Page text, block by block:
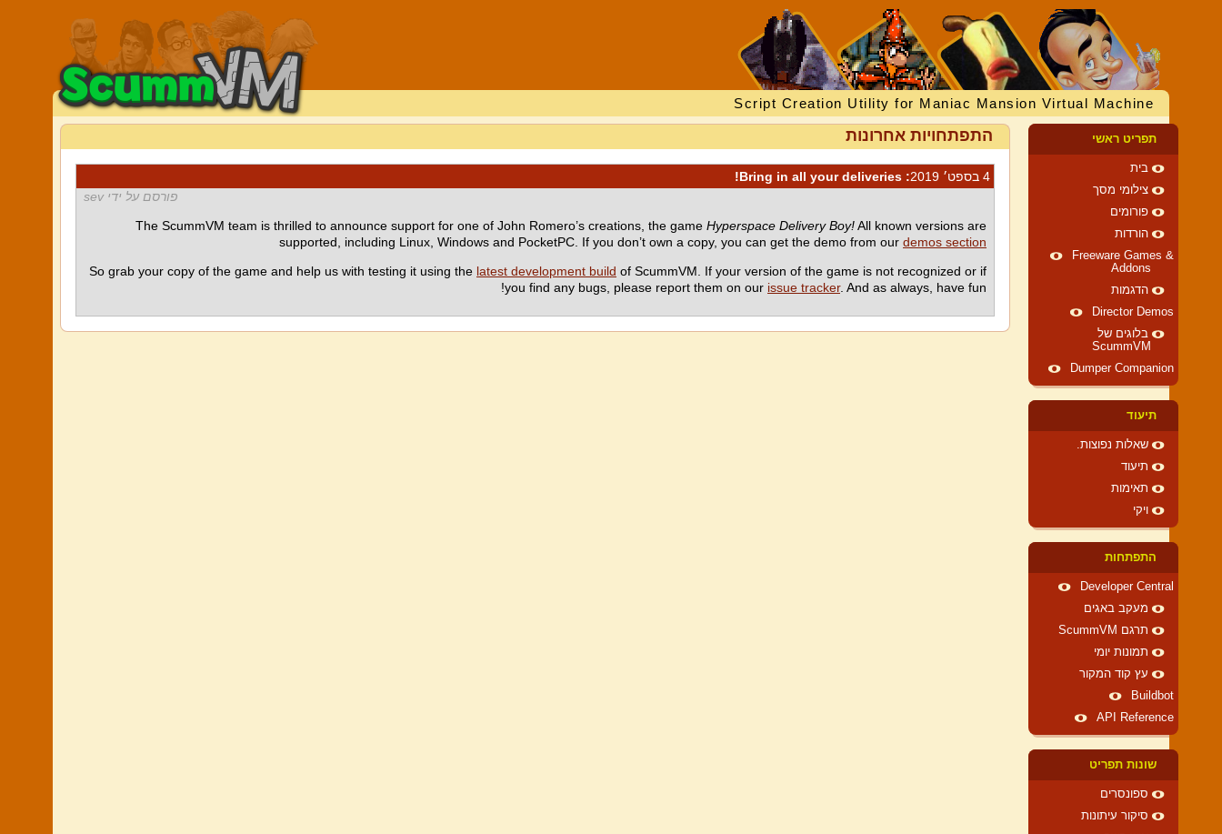
Script Creation Utility for Maniac Mansion Virtual Machine
התפתחויות אחרונות
4 בספט׳ 2019
: Bring in all your deliveries!
פורסם על ידי sev
The ScummVM team is thrilled to announce support for one of John Romero’s creations, the game Hyperspace Delivery Boy!All known versions are
supported, including Linux, Windows and PocketPC. If you don’t own a copy, you can get the demo from our demos section
So grab your copy of the game and help us with testing it using the latest development build of ScummVM. If your version of the game is not recognized or if
you find any bugs, please report them on our issue tracker. And as always, have fun!
תפריט ראשי
בית
צילומי מסך
פורומים
הורדות
Freeware Games &
Addons
הדגמות
Director Demos
בלוגים של
ScummVM
Dumper Companion
תיעוד
שאלות נפוצות.
תיעוד
תאימות
ויקי
התפתחות
Developer Central
מעקב באגים
תרגם ScummVM
תמונות יומי
עץ קוד המקור
Buildbot
API Reference
שונות תפריט
ספונסרים
סיקור עיתונות